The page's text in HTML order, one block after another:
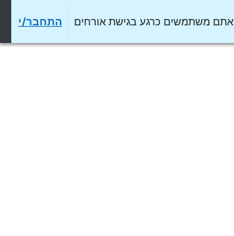
אתם משתמשים כרגע בגישת אורחים התחבר/י